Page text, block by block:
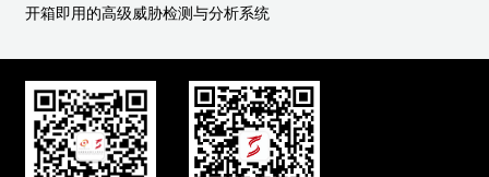
开箱即用的高级威胁检测与分析系统